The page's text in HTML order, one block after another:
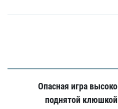
Опасная игра высоко
поднятой клюшкой